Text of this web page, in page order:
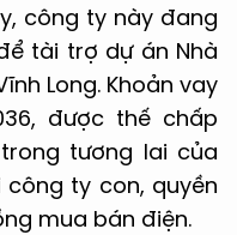
công ty này đang
tài trợ dự án Nhà
Long. Khoản vay
được thế chấp
tương lai của
ty con, quyền
mua bán điện.